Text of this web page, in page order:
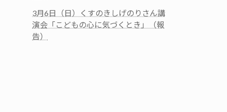
3月6日（日）くすのきしげのりさん講
演会「こどもの心に気づくとき」（報
告）